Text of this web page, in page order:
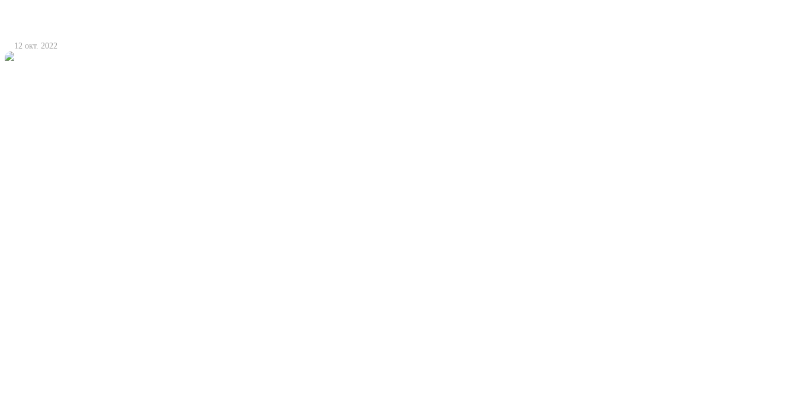
12 окт. 2022